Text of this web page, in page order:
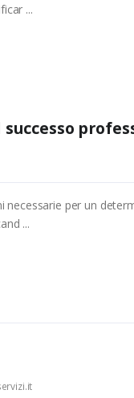
...
per un
...